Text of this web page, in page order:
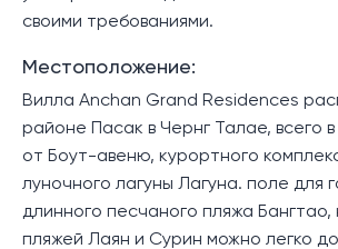
своими требованиями.
Местоположение:
Вилла Anchan Grand Residences
районе Пасак в Чернг Талае, всего
от Боут-авеню, курортного
луночного лагуны Лагуна. поле для
длинного песчаного пляжа Бангтао,
пляжей Лаян и Сурин можно легко